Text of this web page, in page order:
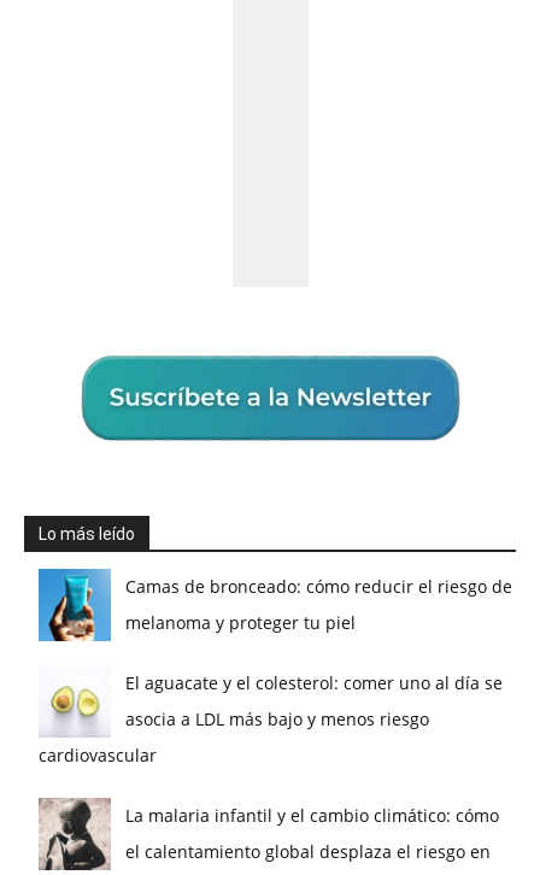
Lo más leído
Camas de bronceado: cómo reducir el riesgo de
melanoma y proteger tu piel
El aguacate y el colesterol: comer uno al día se
asocia a LDL más bajo y menos riesgo
cardiovascular
La malaria infantil y el cambio climático: cómo
el calentamiento global desplaza el riesgo en